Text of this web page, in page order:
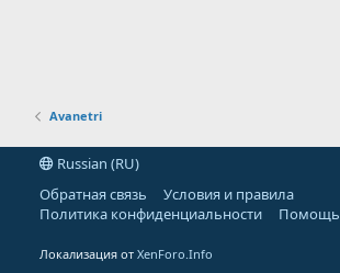
Avanetri
Russian (RU)
Обратная связь
Условия и правила
Политика конфиденциальности
Помощь
Локализация отXenForo.Info